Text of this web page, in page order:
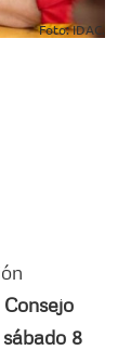
Foto: IDAC.
8